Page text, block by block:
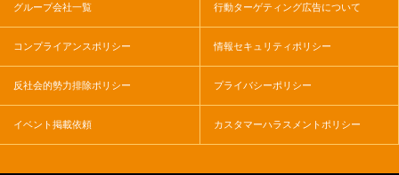
グループ会社一覧 行動ターゲティング広告について
コンプライアンスポリシー 情報セキュリティポリシー
反社会的勢力排除ポリシー プライバシーポリシー
イベント掲載依頼 カスタマーハラスメントポリシー